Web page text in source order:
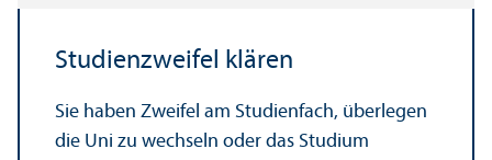
Studien­zweifel klären
Sie haben Zweifel am Studien­fach, überlegen
die Uni zu wechseln oder das Studium